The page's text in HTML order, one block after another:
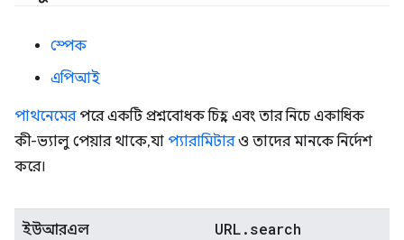
স্পেক
এপিআই
পাথনেমেরপরে একটি প্রশ্নবোধক চিহ্ন এবং তার নিচে একাধিক
কী-ভ্যালু পেয়ার থাকে, যা প্যারামিটারও তাদের মানকে নির্দেশ
করে।
ইউআরএল URL.search